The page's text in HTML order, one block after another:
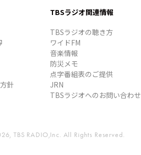
針
TBSラジオ関連情報
TBSラジオの聴き方
ワイドFM
音楽情報
防災メモ
点字番組表のご提供
JRN
TBSラジオへのお問い合わせ
TBS RADIO,Inc. All Rights Reserved.